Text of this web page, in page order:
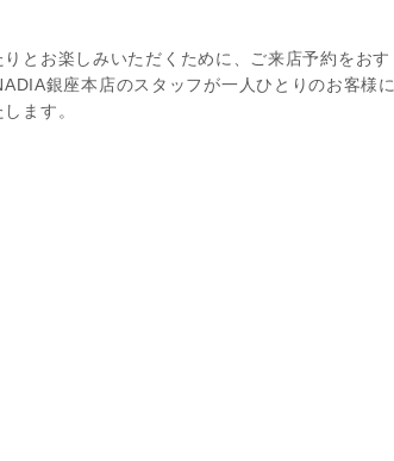
とお楽しみいただくために、ご来店予約をおす
銀座本店のスタッフが一人ひとりのお客様に
ます。